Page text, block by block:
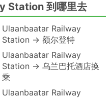
Station 到哪里去
Ulaanbaatar Railway
Station → 额尔登特
Ulaanbaatar Railway
Station → 乌兰巴托酒店换
乘
Ulaanbaatar Railway